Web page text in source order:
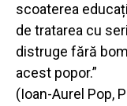
scoaterea
de tratarea cu
distruge fără
acest popor.”
(Ioan-Aurel Pop,